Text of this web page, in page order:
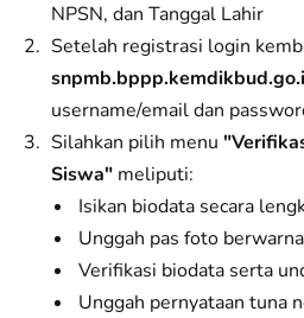
NPSN, dan Tanggal Lahir
Setelah registrasi login
username/email dan
Silahkan pilih menu
Siswa" meliputi:
Isikan biodata secara
Unggah pas foto
Verifikasi biodata serta
Unggah pernyataan tuna